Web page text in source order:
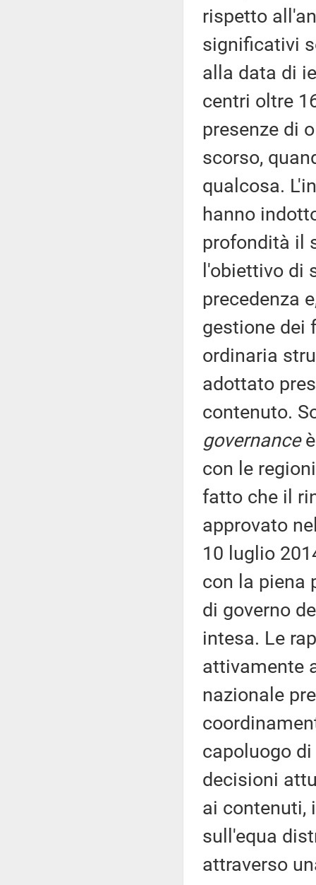
rispetto
significativi
alla data di
centri oltre
presenze di
scorso,
qualcosa.
hanno
profondità il
l'obiettivo di
precedenza
gestione dei
ordinaria
adottato
contenuto.
governanceè
con le
fatto che il
approvato
10 luglio
con la piena
di governo
intesa. Le
attivamente
nazionale
capoluogo
decisioni
ai contenuti,
sull'equa
attraverso